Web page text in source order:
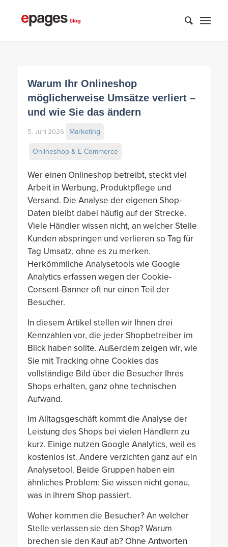
Warum Ihr Onlineshop
möglicherweise Umsätze verliert –
und wie Sie das ändern
5. Juni 2026 Marketing
Onlineshop & E-Commerce
Wer einen Onlineshop betreibt, steckt viel
Arbeit in Werbung, Produktpflege und
Versand. Die Analyse der eigenen Shop-
Daten bleibt dabei häufig auf der Strecke.
Viele Händler wissen nicht, an welcher Stelle
Kunden abspringen und verlieren so Tag für
Tag Umsatz, ohne es zu merken.
Herkömmliche Analysetools wie Google
Analytics erfassen wegen der Cookie-
Consent-Banner oft nur einen Teil der
Besucher.
In diesem Artikel stellen wir Ihnen drei
Kennzahlen vor, die jeder Shopbetreiber im
Blick haben sollte. Außerdem zeigen wir, wie
Sie mit Tracking ohne Cookies das
vollständige Bild über die Besucher Ihres
Shops erhalten, ganz ohne technischen
Aufwand.
Im Alltagsgeschäft kommt die Analyse der
Leistung des Shops bei vielen Händlern zu
kurz. Einige nutzen Google Analytics, weil es
kostenlos ist. Andere verzichten ganz auf ein
Analysetool. Beide Gruppen haben ein
ähnliches Problem: Sie wissen nicht genau,
was in ihrem Shop passiert.
Woher kommen die Besucher? An welcher
Stelle verlassen sie den Shop? Warum
brechen sie den Kauf ab? Ohne Antworten